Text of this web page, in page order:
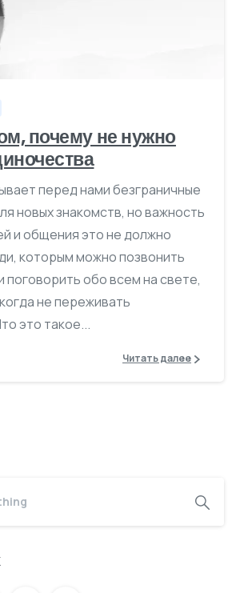
почему не нужно
перед нами безграничные
новых знакомств, но важность
и общения это не должно
которым можно позвонить
поговорить обо всем на свете,
не переживать
это такое...
Читать далее